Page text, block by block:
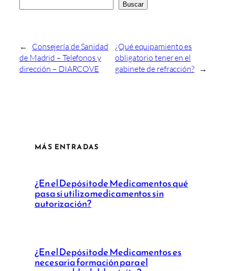
Buscar
←
Consejería de Sanidad
de Madrid – Telefonos y
dirección – DIARCOVE
¿Qué equipamiento es
obligatorio tener en el
gabinete de refracción?
→
MÁS ENTRADAS
¿En el Depósito de Medicamentos qué
pasa si utilizo medicamentos sin
autorización?
¿En el Depósito de Medicamentos es
necesaria formación para el